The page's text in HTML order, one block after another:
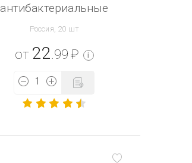
антибактериальные
Россия, 20 шт
от 22 .99 ₽ i